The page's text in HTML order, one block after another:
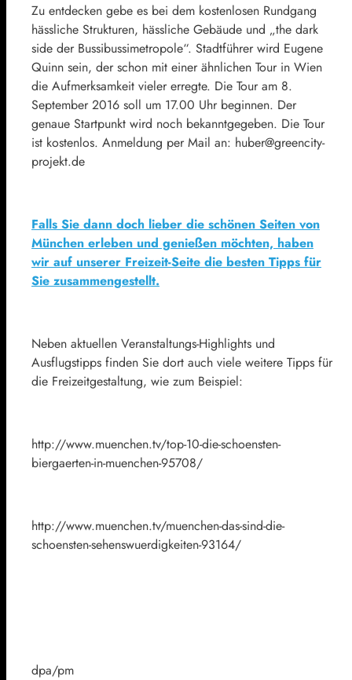
Zu entdecken gebe es bei dem kostenlosen Rundgang
hässliche Strukturen, hässliche Gebäude und „the dark
side der Bussibussimetropole“. Stadtführer wird Eugene
Quinn sein, der schon mit einer ähnlichen Tour in Wien
die Aufmerksamkeit vieler erregte. Die Tour am 8.
September 2016 soll um 17.00 Uhr beginnen. Der
genaue Startpunkt wird noch bekanntgegeben. Die Tour
ist kostenlos. Anmeldung per Mail an: huber@greencity-
projekt.de
Falls Sie dann doch lieber die schönen Seiten von
München erleben und genießen möchten, haben
wir auf unserer Freizeit-Seite die besten Tipps für
Sie zusammengestellt.
Neben aktuellen Veranstaltungs-Highlights und
Ausflugstipps finden Sie dort auch viele weitere Tipps für
die Freizeitgestaltung, wie zum Beispiel:
http://www.muenchen.tv/top-10-die-schoensten-
biergaerten-in-muenchen-95708/
http://www.muenchen.tv/muenchen-das-sind-die-
schoensten-sehenswuerdigkeiten-93164/
dpa/pm